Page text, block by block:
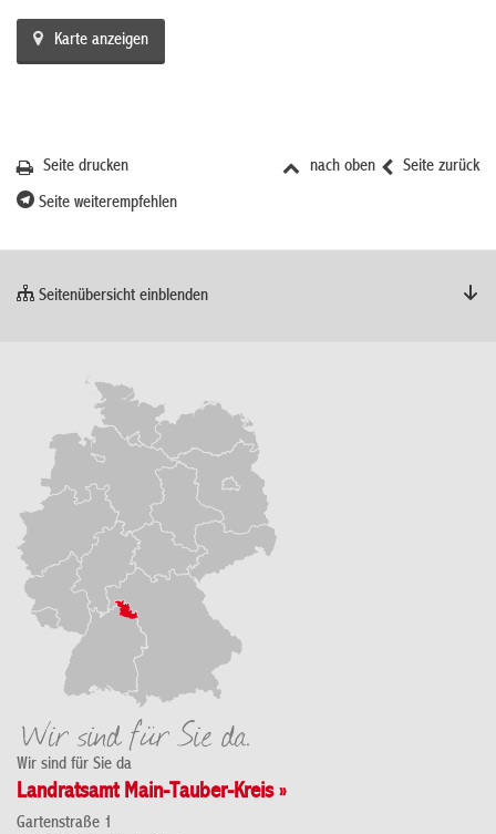
Karte anzeigen
Seite zurück
nach oben
Seite drucken
Seite weiterempfehlen
Seitenübersicht einblenden
Wir sind für Sie da
Landratsamt Main-Tauber-Kreis »
Gartenstraße 1